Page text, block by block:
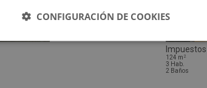
124 m 2
3 Hab.
2 Baños
CONFIGURACIÓN DE COOKIES